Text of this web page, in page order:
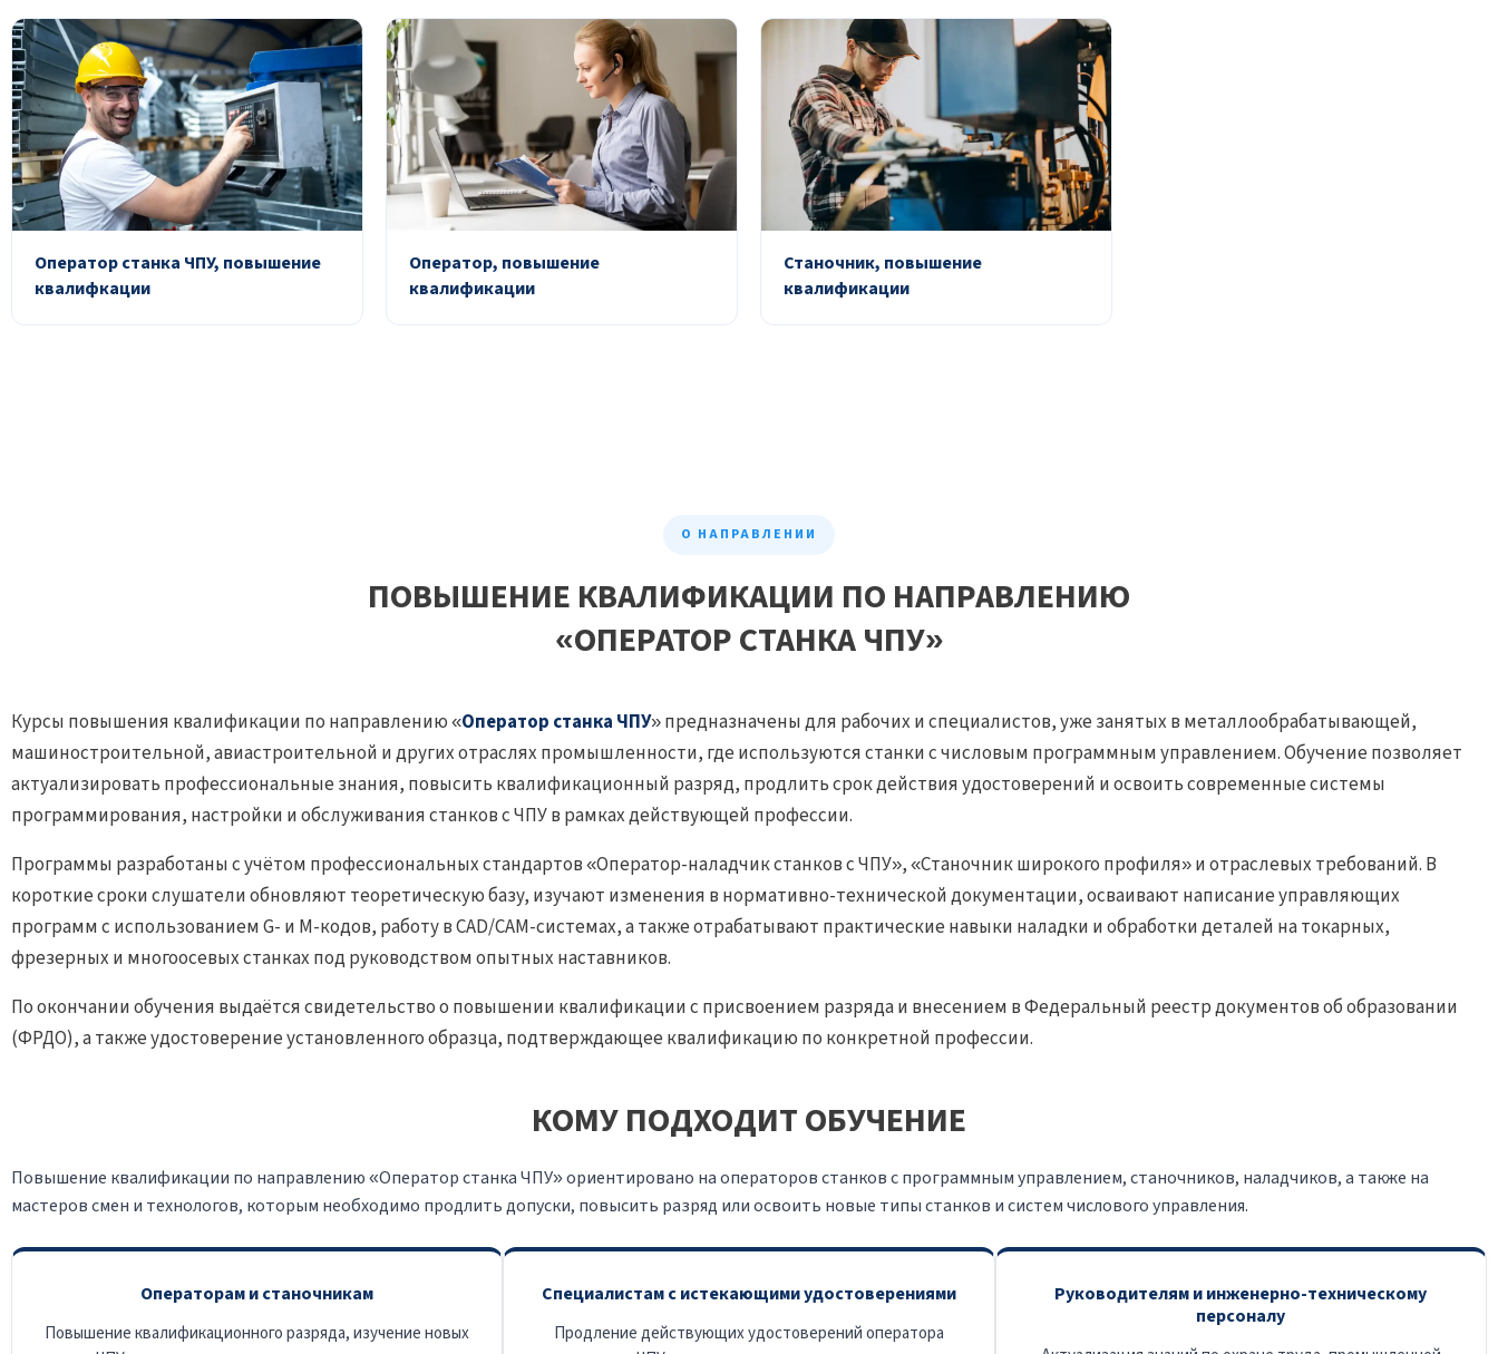
Оператор станка ЧПУ, повышение
квалифкации
Оператор, повышение
квалификации
Станочник, повышение
квалификации
О НАПРАВЛЕНИИ
ПОВЫШЕНИЕ КВАЛИФИКАЦИИ ПО НАПРАВЛЕНИЮ
«ОПЕРАТОР СТАНКА ЧПУ»
Курсы повышения квалификации по направлению «Оператор станка ЧПУ» предназначены для рабочих и специалистов, уже занятых в металлообрабатывающей,
машиностроительной, авиастроительной и других отраслях промышленности, где используются станки с числовым программным управлением. Обучение позволяет
актуализировать профессиональные знания, повысить квалификационный разряд, продлить срок действия удостоверений и освоить современные системы
программирования, настройки и обслуживания станков с ЧПУ в рамках действующей профессии.
Программы разработаны с учётом профессиональных стандартов «Оператор-наладчик станков с ЧПУ», «Станочник широкого профиля» и отраслевых требований. В
короткие сроки слушатели обновляют теоретическую базу, изучают изменения в нормативно-технической документации, осваивают написание управляющих
программ с использованием G- и M-кодов, работу в CAD/CAM-системах, а также отрабатывают практические навыки наладки и обработки деталей на токарных,
фрезерных и многоосевых станках под руководством опытных наставников.
По окончании обучения выдаётся свидетельство о повышении квалификации с присвоением разряда и внесением в Федеральный реестр документов об образовании
(ФРДО), а также удостоверение установленного образца, подтверждающее квалификацию по конкретной профессии.
КОМУ ПОДХОДИТ ОБУЧЕНИЕ
Повышение квалификации по направлению «Оператор станка ЧПУ» ориентировано на операторов станков с программным управлением, станочников, наладчиков, а также на
мастеров смен и технологов, которым необходимо продлить допуски, повысить разряд или освоить новые типы станков и систем числового управления.
Операторам и станочникам
Повышение квалификационного разряда, изучение новых
Специалистам с истекающими удостоверениями
Продление действующих удостоверений оператора
Руководителям и инженерно-техническому
персоналу